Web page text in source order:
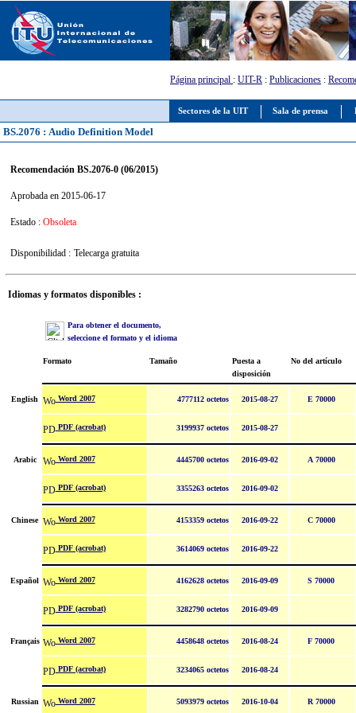
Sectores de la UIT Sala de prensa
Página principal : UIT-R : Publicaciones :
BS.2076 : Audio Definition Model
Recomendación BS.2076-0 (06/2015)
Aprobada en 2015-06-17
Estado : Obsoleta
Disponibilidad : Telecarga gratuita
Idiomas y formatos disponibles :
Para obtener el documento,
seleccione el formato y el idioma
Formato Tamaño
Puesta a
disposición
No del artículo
English Word 2007 4777112 octetos 2015-08-27 E 70000
PDF (acrobat) 3199937 octetos 2015-08-27
Arabic Word 2007 4445700 octetos 2016-09-02 A 70000
PDF (acrobat) 3355263 octetos 2016-09-02
Chinese Word 2007 4153359 octetos 2016-09-22 C 70000
PDF (acrobat) 3614069 octetos 2016-09-22
Español Word 2007 4162628 octetos 2016-09-09 S 70000
PDF (acrobat) 3282790 octetos 2016-09-09
Français Word 2007 4458648 octetos 2016-08-24 F 70000
PDF (acrobat) 3234065 octetos 2016-08-24
Russian Word 2007 5093979 octetos 2016-10-04 R 70000